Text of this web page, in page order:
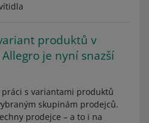
produktů v
je nyní snazší
s variantami produktů
skupinám prodejců.
prodejce – a to i na